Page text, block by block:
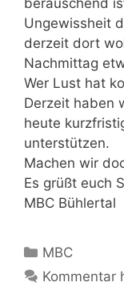
berauschend
Ungewissheit
derzeit dort
Nachmittag
Wer Lust hat
Derzeit haben
heute
unterstützen.
Machen wir
Es grüßt euch
MBC Bühlertal
Kategorien
MBC
Kommentar